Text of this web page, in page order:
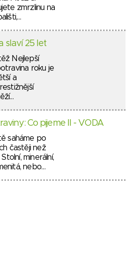
zmrzlinu na
slaví 25 let
Nejlepší
roku je
a
Co pijeme II - VODA
saháme po
častěji než
Stolní, minerální,
nebo…